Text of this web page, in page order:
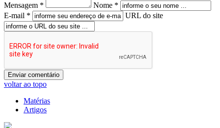
Mensagem *
Nome *
E-mail *
URL do site
voltar ao topo
Matérias
Artigos